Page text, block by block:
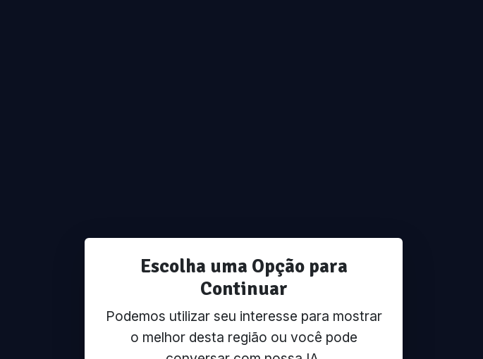
Escolha uma Opção para
Continuar
Podemos utilizar seu interesse para mostrar
o melhor desta região ou você pode